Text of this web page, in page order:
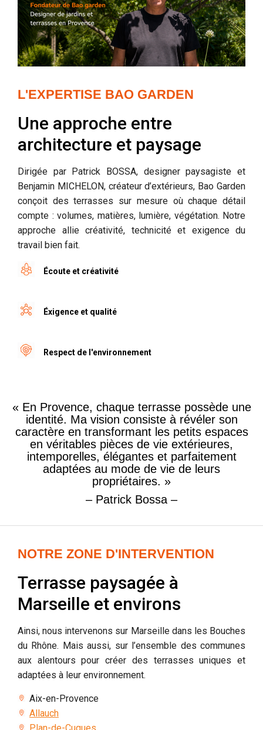
L'EXPERTISE BAO GARDEN
Une approche entre
architecture et paysage
Dirigée par Patrick BOSSA, designer paysagiste et
Benjamin MICHELON, créateur d’extérieurs, Bao Garden
conçoit des terrasses sur mesure où chaque détail
compte : volumes, matières, lumière, végétation. Notre
approche allie créativité, technicité et exigence du
travail bien fait.
Écoute et créativité
Éxigence et qualité
Respect de l'environnement
« En Provence, chaque terrasse possède une
identité. Ma vision consiste à révéler son
caractère en transformant les petits espaces
en véritables pièces de vie extérieures,
intemporelles, élégantes et parfaitement
adaptées au mode de vie de leurs
propriétaires. »
– Patrick Bossa –
NOTRE ZONE D'INTERVENTION
Terrasse paysagée à
Marseille et environs
Ainsi, nous intervenons sur Marseille dans les Bouches
du Rhône. Mais aussi, sur l’ensemble des communes
aux alentours pour créer des terrasses uniques et
adaptées à leur environnement.
Aix-en-Provence
Allauch
Plan-de-Cuques